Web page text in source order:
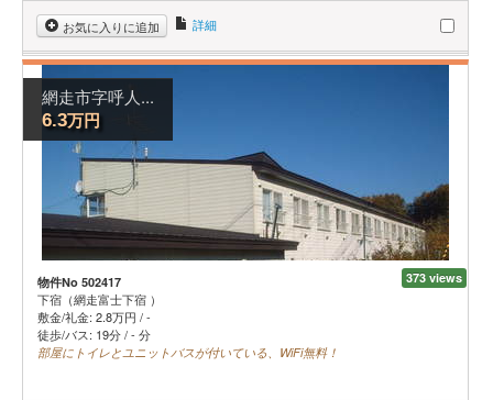
お気に入りに追加 詳細
網走市字呼人...
6.3万円
373 views
物件No 502417
下宿（網走富士下宿 ）
敷金/礼金: 2.8万円 /-
徒歩/バス: 19分 / - 分
部屋にトイレとユニットバスが付いている、WiFi無料！